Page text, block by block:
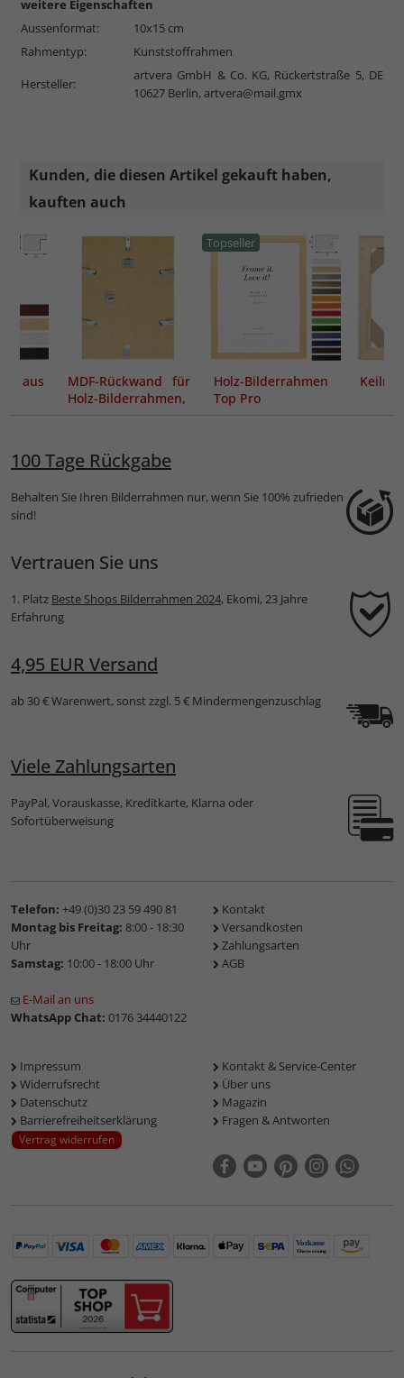
weitere Eigenschaften
Aussenformat:
10x15 cm
Rahmentyp:
Kunststoffrahmen
Hersteller:
artvera GmbH & Co. KG, Rückertstraße 5, DE
10627 Berlin,artvera@mail.gmx
Kunden, die diesen Artikel gekauft haben,
kauften auch
aus
MDF-Rückwand für
Holz-Bilderrahmen,
Topseller
Holz-Bilderrahmen
Top Pro
100 Tage Rückgabe
Behalten Sie Ihren Bilderrahmen nur, wenn Sie 100% zufrieden
sind!
Vertrauen Sie uns
1. Platz Beste Shops Bilderrahmen 2024, Ekomi, 23 Jahre
Erfahrung
4,95 EUR Versand
ab 30 € Warenwert, sonst zzgl. 5 € Mindermengenzuschlag
Viele Zahlungsarten
PayPal, Vorauskasse, Kreditkarte, Klarna oder
Sofortüberweisung
Telefon: +49 (0)30 23 59 490 81
Montag bis Freitag: 8:00 - 18:30
Uhr
Samstag: 10:00 - 18:00 Uhr
E-Mail an uns
WhatsApp Chat: 0176 34440122
Kontakt
Versandkosten
Zahlungsarten
AGB
Impressum
Widerrufsrecht
Datenschutz
Barrierefreiheitserklärung
Vertrag widerrufen
Kontakt & Service-Center
Über uns
Magazin
Fragen & Antworten